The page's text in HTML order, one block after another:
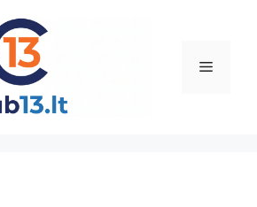
Meniu